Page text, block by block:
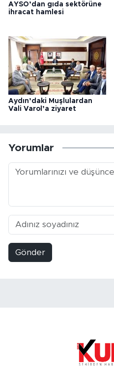
AYSO’dan gıda sektörüne
ihracat hamlesi
Aydın’daki Muşlulardan
Vali Varol’a ziyaret
Yorumlar
Gönder